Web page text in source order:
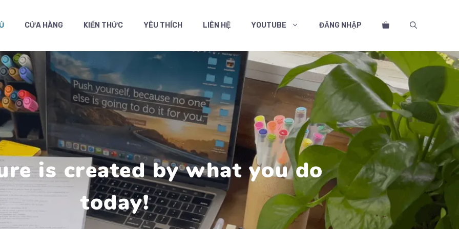
CỬA HÀNG KIẾN THỨC YÊU THÍCH LIÊN HỆ YOUTUBE ĐĂNG NHẬP
is created by what you do
today!